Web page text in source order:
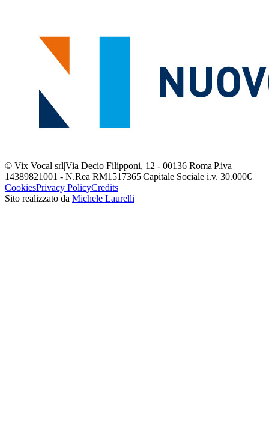
© Vix Vocal srl|Via Decio Filipponi, 12 - 00136 Roma|P.iva
14389821001 - N.Rea RM1517365|Capitale Sociale i.v. 30.000€
CookiesPrivacy PolicyCredits
Sito realizzato da Michele Laurelli